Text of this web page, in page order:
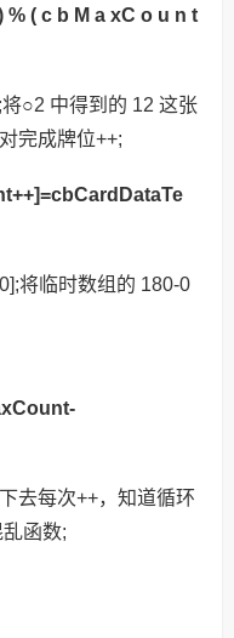
% ( c b M a xC o u n t
○2 中得到的 12 这张
完成牌位++;
将临时数组的 180-0
去每次++，知道循环
函数;